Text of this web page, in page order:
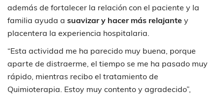
además de fortalecer la relación con el paciente y la
familia ayuda a suavizar y hacer más relajante y
placentera la experiencia hospitalaria.
“Esta actividad me ha parecido muy buena, porque
aparte de distraerme, el tiempo se me ha pasado muy
rápido, mientras recibo el tratamiento de
Quimioterapia. Estoy muy contento y agradecido”,